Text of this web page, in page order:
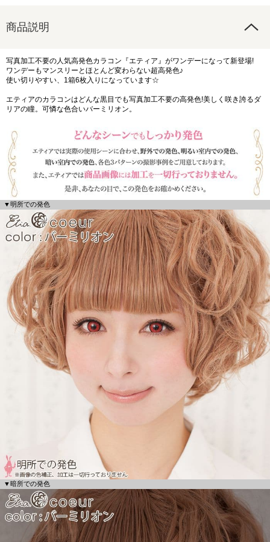
商品説明
写真加工不要の人気高発色カラコン『エティア』がワンデーになって新登場!
ワンデーもマンスリーとほとんど変わらない超高発色♪
使い切りやすい、1箱6枚入りになっています☆
エティアのカラコンはどんな黒目でも写真加工不要の高発色!美しく咲き誇るダ
リアの瞳。可憐な色合いバーミリオン。
▼明所での発色
▼暗所での発色